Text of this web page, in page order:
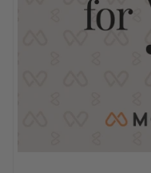
Suitable for indoors only